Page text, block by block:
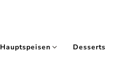
Hauptspeisen Desserts